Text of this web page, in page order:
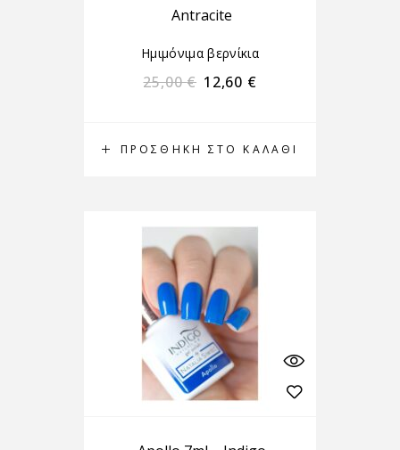
ΠΡΟΣΘΉΚΗ ΣΤΟ ΚΑΛΆΘΙ
Antracite
Ημιμόνιμα βερνίκια
25,00€ 12,60 €